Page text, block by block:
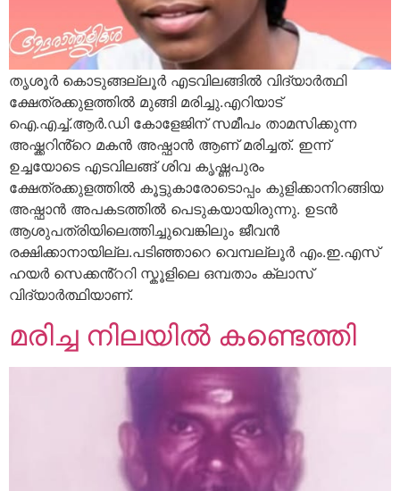
തൃശൂർ കൊടുങ്ങല്ലൂർ എടവിലങ്ങിൽ വിദ്യാർത്ഥി
ക്ഷേത്രക്കുളത്തിൽ മുങ്ങി മരിച്ചു.എറിയാട്
ഐ.എച്ച്.ആർ.ഡി കോളേജിന് സമീപം താമസിക്കുന്ന
അഷ്ക്കറിൻ്റെ മകൻ അഷ്ഫാൻ ആണ് മരിച്ചത്. ഇന്ന്
ഉച്ചയോടെ എടവിലങ്ങ് ശിവ കൃഷ്ണപുരം
ക്ഷേത്രക്കുളത്തിൽ കൂട്ടുകാരോടൊപ്പം കുളിക്കാനിറങ്ങിയ
അഷ്ഫാൻ അപകടത്തിൽ പെടുകയായിരുന്നു. ഉടൻ
ആശുപത്രിയിലെത്തിച്ചുവെങ്കിലും ജീവൻ
രക്ഷിക്കാനായില്ല.പടിഞ്ഞാറെ വെമ്പല്ലൂർ എം.ഇ.എസ്
ഹയർ സെക്കൻ്ററി സ്കൂളിലെ ഒമ്പതാം ക്ലാസ്
വിദ്യാർത്ഥിയാണ്.
മരിച്ച നിലയിൽ കണ്ടെത്തി